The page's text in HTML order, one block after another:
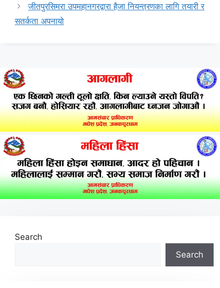
जीतपुरसिमरा उपमहानगरद्वारा हैजा नियन्त्रणका लागि तयारी र
सतर्कता अपनायो
Search
Search